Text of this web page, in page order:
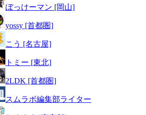
ぼっけーマン [岡山]
yossy [首都圏]
こう [名古屋]
トミー [東北]
2LDK [首都圏]
スムラボ編集部ライター